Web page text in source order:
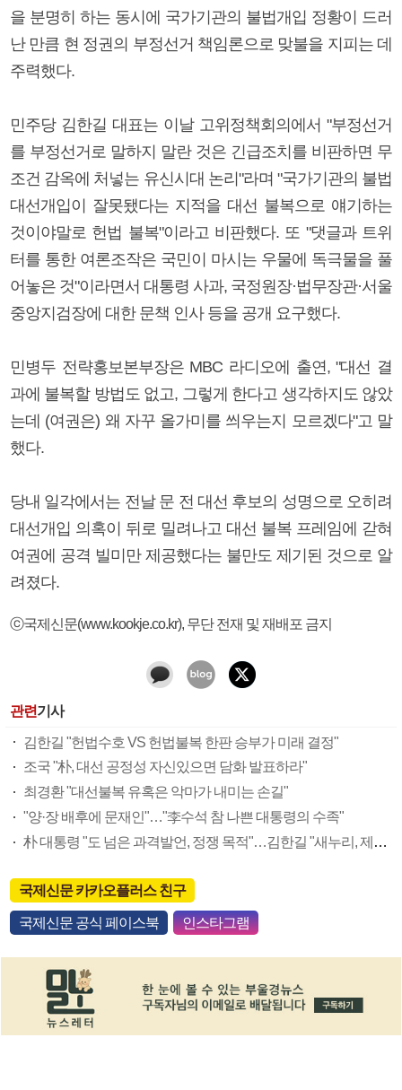
을 분명히 하는 동시에 국가기관의 불법개입 정황이 드러
난 만큼 현 정권의 부정선거 책임론으로 맞불을 지피는 데
주력했다.
민주당 김한길 대표는 이날 고위정책회의에서 "부정선거
를 부정선거로 말하지 말란 것은 긴급조치를 비판하면 무
조건 감옥에 처넣는 유신시대 논리"라며 "국가기관의 불법
대선개입이 잘못됐다는 지적을 대선 불복으로 얘기하는
것이야말로 헌법 불복"이라고 비판했다. 또 "댓글과 트위
터를 통한 여론조작은 국민이 마시는 우물에 독극물을 풀
어놓은 것"이라면서 대통령 사과, 국정원장·법무장관·서울
중앙지검장에 대한 문책 인사 등을 공개 요구했다.
민병두 전략홍보본부장은 MBC 라디오에 출연, "대선 결
과에 불복할 방법도 없고, 그렇게 한다고 생각하지도 않았
는데 (여권은) 왜 자꾸 올가미를 씌우는지 모르겠다"고 말
했다.
당내 일각에서는 전날 문 전 대선 후보의 성명으로 오히려
대선개입 의혹이 뒤로 밀려나고 대선 불복 프레임에 갇혀
여권에 공격 빌미만 제공했다는 불만도 제기된 것으로 알
려졌다.
ⓒ국제신문(www.kookje.co.kr), 무단 전재 및 재배포 금지
관련기사
김한길 "헌법수호 VS 헌법불복 한판 승부가 미래 결정"
조국 "朴, 대선 공정성 자신있으면 담화 발표하라"
최경환 "대선불복 유혹은 악마가 내미는 손길"
"양·장 배후에 문재인"…"李수석 참 나쁜 대통령의 수족"
朴 대통령 "도 넘은 과격발언, 정쟁 목적"…김한길 "새누리, 제명 운운은 과잉충성"
국제신문 카카오플러스 친구
국제신문 공식 페이스북 인스타그램